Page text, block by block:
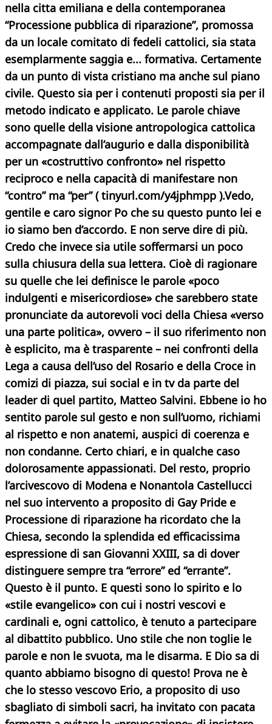
nella citta emiliana e della contemporanea
“Processione pubblica di riparazione”, promossa
da un locale comitato di fedeli cattolici, sia stata
esemplarmente saggia e... formativa. Certamente
da un punto di vista cristiano ma anche sul piano
civile. Questo sia per i contenuti proposti sia per il
metodo indicato e applicato. Le parole chiave
sono quelle della visione antropologica cattolica
accompagnate dall’augurio e dalla disponibilità
per un «costruttivo confronto» nel rispetto
reciproco e nella capacità di manifestare non
“contro” ma “per” ( tinyurl.com/y4jphmpp ).Vedo,
gentile e caro signor Po che su questo punto lei e
io siamo ben d’accordo. E non serve dire di più.
Credo che invece sia utile soffermarsi un poco
sulla chiusura della sua lettera. Cioè di ragionare
su quelle che lei definisce le parole «poco
indulgenti e misericordiose» che sarebbero state
pronunciate da autorevoli voci della Chiesa «verso
una parte politica», ovvero – il suo riferimento non
è esplicito, ma è trasparente – nei confronti della
Lega a causa dell’uso del Rosario e della Croce in
comizi di piazza, sui social e in tv da parte del
leader di quel partito, Matteo Salvini. Ebbene io ho
sentito parole sul gesto e non sull’uomo, richiami
al rispetto e non anatemi, auspici di coerenza e
non condanne. Certo chiari, e in qualche caso
dolorosamente appassionati. Del resto, proprio
l’arcivescovo di Modena e Nonantola Castellucci
nel suo intervento a proposito di Gay Pride e
Processione di riparazione ha ricordato che la
Chiesa, secondo la splendida ed efficacissima
espressione di san Giovanni XXIII, sa di dover
distinguere sempre tra “errore” ed “errante”.
Questo è il punto. E questi sono lo spirito e lo
«stile evangelico» con cui i nostri vescovi e
cardinali e, ogni cattolico, è tenuto a partecipare
al dibattito pubblico. Uno stile che non toglie le
parole e non le svuota, ma le disarma. E Dio sa di
quanto abbiamo bisogno di questo! Prova ne è
che lo stesso vescovo Erio, a proposito di uso
sbagliato di simboli sacri, ha invitato con pacata